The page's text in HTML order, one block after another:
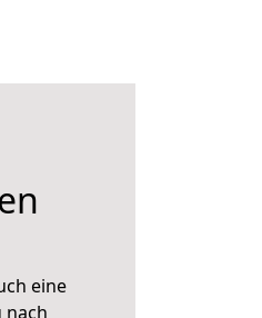
eine
nach